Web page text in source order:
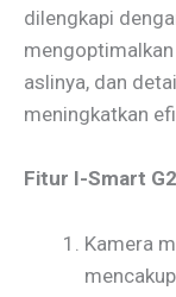
dilengkapi
aslinya, dan
meningkatkan
Fitur I-Smart
Kamera